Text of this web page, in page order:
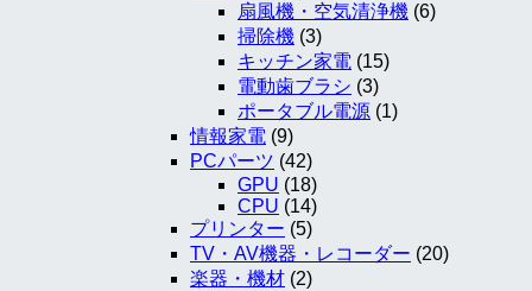
扇風機・空気清浄機 (6)
掃除機 (3)
キッチン家電 (15)
電動歯ブラシ (3)
ポータブル電源 (1)
情報家電 (9)
PCパーツ (42)
GPU (18)
CPU (14)
プリンター (5)
TV・AV機器・レコーダー (20)
楽器・機材 (2)